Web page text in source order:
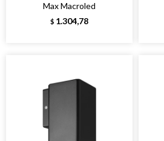
Max Macroled
$ 1.304,78